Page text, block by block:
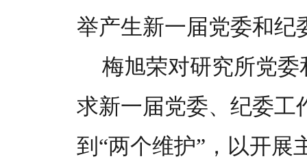
举产生新一届党委和纪
梅旭荣对研究所党
求新一届党委、纪委工
到“两个维护”，以开展